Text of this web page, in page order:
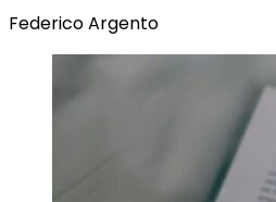
Federico Argento